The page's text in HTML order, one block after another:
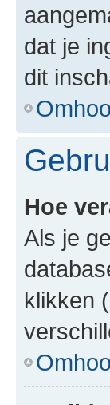
dat je
dit
Hoe
Als je
klikken